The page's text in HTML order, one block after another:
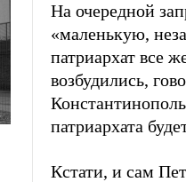
На очередной
«маленькую,
патриархат все
возбудились,
патриархата
Кстати, и сам